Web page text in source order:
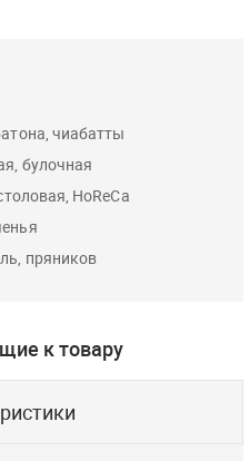
чиабатты
булочная
HoReCa
пряников
к товару